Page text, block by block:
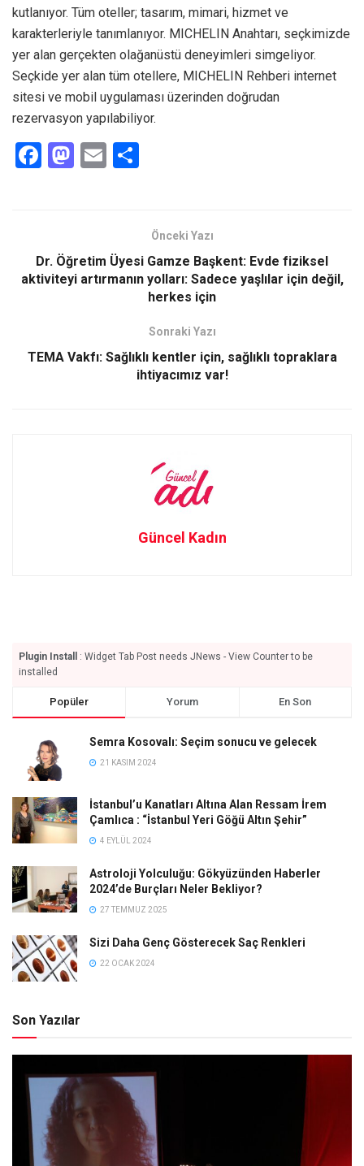
kutlanıyor. Tüm oteller; tasarım, mimari, hizmet ve
karakterleriyle tanımlanıyor. MICHELIN Anahtarı, seçkimizde
yer alan gerçekten olağanüstü deneyimleri simgeliyor.
Seçkide yer alan tüm otellere, MICHELIN Rehberi internet
sitesi ve mobil uygulaması üzerinden doğrudan
rezervasyon yapılabiliyor.
F
o
o
M
d
o
E
Önceki Yazı
Dr. Öğretim Üyesi Gamze Başkent: Evde fiziksel
aktiviteyi artırmanın yolları: Sadece yaşlılar için değil,
herkes için
Sonraki Yazı
TEMA Vakfı: Sağlıklı kentler için, sağlıklı topraklara
ihtiyacımız var!
Güncel Kadın
Plugin Install
: Widget Tab Post needs JNews - View Counter to be
installed
Popüler Yorum En Son
Semra Kosovalı: Seçim sonucu ve gelecek
21 KASIM 2024
İstanbul’u Kanatları Altına Alan Ressam İrem
Çamlıca : “İstanbul Yeri Göğü Altın Şehir”
4 EYLÜL 2024
Astroloji Yolculuğu: Gökyüzünden Haberler
2024’de Burçları Neler Bekliyor?
27 TEMMUZ 2025
Sizi Daha Genç Gösterecek Saç Renkleri
22 OCAK 2024
Son Yazılar